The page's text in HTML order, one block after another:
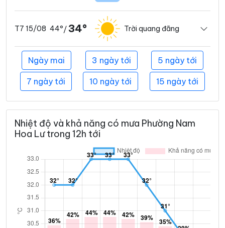
T7 15/08 44°/ 34° Trời quang đãng
Ngày mai 3 ngày tới 5 ngày tới
7 ngày tới 10 ngày tới 15 ngày tới
Nhiệt độ và khả năng có mưa Phường Nam
Hoa Lư trong 12h tới